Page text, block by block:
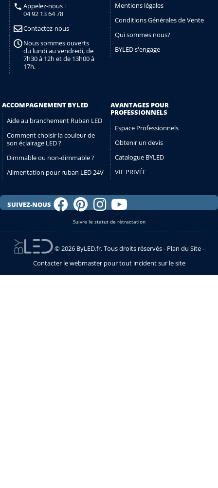
Appelez-nous :
04 92 13 64 78
Contactez-nous
Nous sommes ouverts
du lundi au vendredi, de
7h30 à 12h et de 13h00 à
17h.
Mentions légales
Conditions Générales de Vente
Qui sommes nous?
BYLED s'engage
ACCOMPAGNEMENT BYLED
Aide au branchement Ruban LED
Comment choisir la couleur de
son éclairage LED ?
Dimmable ou non-dimmable ?
Alimentation pour ruban LED 24V
AVANTAGES POUR
PROFESSIONNELS
Espace Professionnels
Obtenir un devis
Catalogue BYLED
VIE PRIVÉE
SUIVEZ-NOUS
Suivre le statut de rétractation
© 2026 ByLED.fr. Tous droits réservés - Plan du Site-
Contacter le webmaster pour tout incident sur le site